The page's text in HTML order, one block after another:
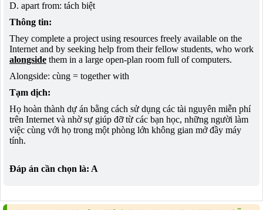
D. apart from: tách biệt
Thông tin:
They complete a project using resources freely available on the
Internet and by seeking help from their fellow students, who work
alongside them in a large open-plan room full of computers.
Alongside: cùng = together with
Tạm dịch:
Họ hoàn thành dự án bằng cách sử dụng các tài nguyên miễn phí
trên Internet và nhờ sự giúp đỡ từ các bạn học, những người làm
việc cùng với họ trong một phòng lớn không gian mở đầy máy
tính.
Đáp án cần chọn là: A